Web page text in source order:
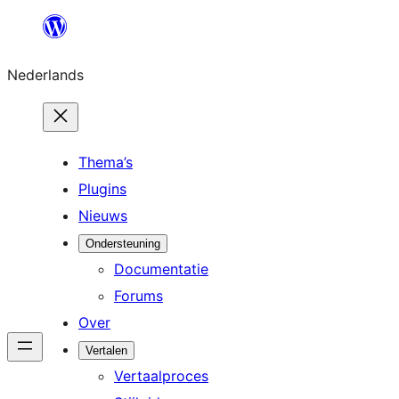
de
inhoud
Nederlands
Thema’s
Plugins
Nieuws
Ondersteuning
Documentatie
Forums
Over
Vertalen
Vertaalproces